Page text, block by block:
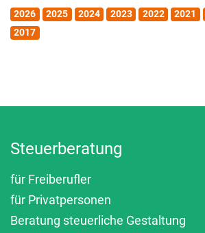
2026 2025 2024 2023 2022 2021
2017
Steuerberatung
für Freiberufler
für Privatpersonen
Beratung steuerliche Gestaltung